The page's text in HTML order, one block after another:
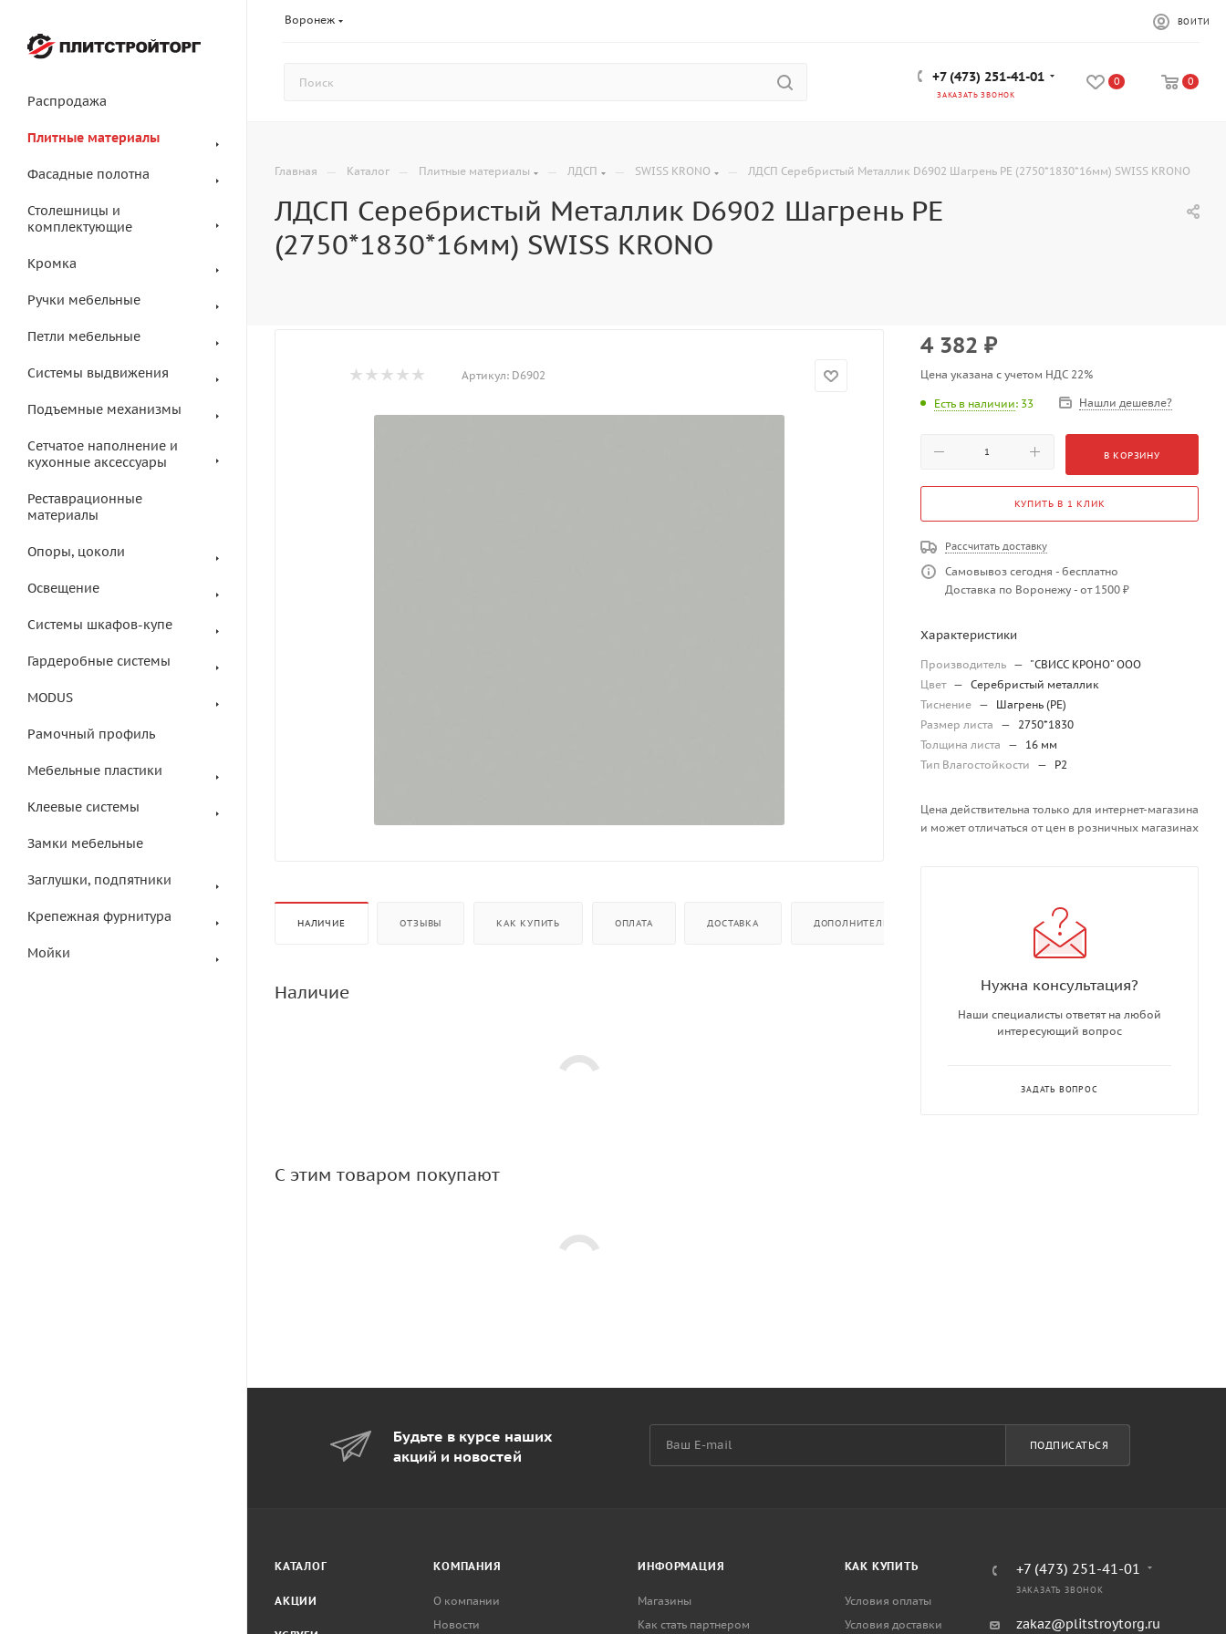
Воронеж ВОЙТИ
+7 (473) 251-41-01
ЗАКАЗАТЬ ЗВОНОК
0 0
Распродажа
Плитные материалы
Фасадные полотна
Столешницы и
комплектующие
Кромка
Ручки мебельные
Петли мебельные
Системы выдвижения
Подъемные механизмы
Сетчатое наполнение и
кухонные аксессуары
Реставрационные
материалы
Опоры, цоколи
Освещение
Системы шкафов-купе
Гардеробные системы
MODUS
Рамочный профиль
Мебельные пластики
Клеевые системы
Замки мебельные
Заглушки, подпятники
Крепежная фурнитура
Мойки
Главная — Каталог — Плитные материалы — ЛДСП — SWISS KRONO — ЛДСП Серебристый Mеталлик D6902 Шагрень PE (2750*1830*16мм) SWISS KRONO
ЛДСП Серебристый Mеталлик D6902 Шагрень PE
(2750*1830*16мм) SWISS KRONO
Артикул: D6902
НАЛИЧИЕ ОТЗЫВЫ КАК КУПИТЬ ОПЛАТА ДОСТАВКА ДОПОЛНИТЕЛЬНО
Наличие
С этим товаром покупают
4 382 ₽
Цена указана с учетом НДС 22%
Есть в наличии: 33 Нашли дешевле?
В КОРЗИНУ
КУПИТЬ В 1 КЛИК
Рассчитать доставку
Самовывоз сегодня - бесплатно
Доставка по Воронежу - от 1500 ₽
Характеристики
Производитель — "СВИСС КРОНО" ООО
Цвет — Серебристый металлик
Тиснение —
Шагрень (PE)
Размер листа
— 2750*1830
Толщина листа
—
16 мм
Тип Влагостойкости
— P2
Цена действительна только для интернет-магазина
и может отличаться от цен в розничных магазинах
Нужна консультация?
Наши специалисты ответят на любой
интересующий вопрос
ЗАДАТЬ ВОПРОС
Будьте в курсе наших
акций и новостей
ПОДПИСАТЬСЯ
КАТАЛОГ
АКЦИИ
КОМПАНИЯ
О компании
Новости
ИНФОРМАЦИЯ
Магазины
Как стать партнером
КАК КУПИТЬ
Условия оплаты
Условия доставки
+7 (473) 251-41-01
ЗАКАЗАТЬ ЗВОНОК
zakaz@plitstroytorg.ru